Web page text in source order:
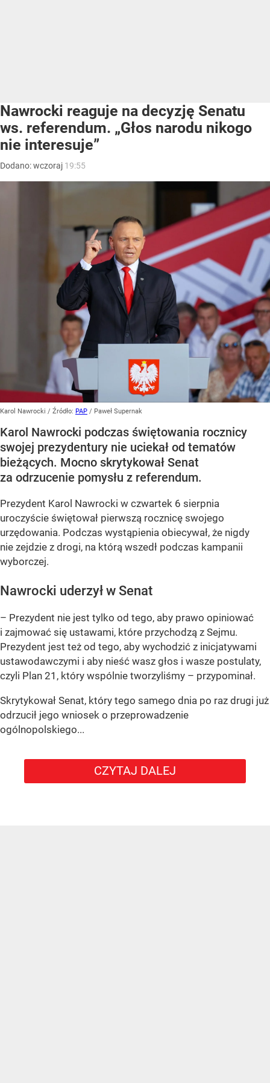
Nawrocki reaguje na decyzję Senatu
ws. referendum. „Głos narodu nikogo
nie interesuje”
Dodano:wczoraj 19:55
Karol Nawrocki / Źródło: PAP / Paweł Supernak
Karol Nawrocki podczas świętowania rocznicy
swojej prezydentury nie uciekał od tematów
bieżących. Mocno skrytykował Senat
za odrzucenie pomysłu z referendum.
Prezydent Karol Nawrocki w czwartek 6 sierpnia
uroczyście świętował pierwszą rocznicę swojego
urzędowania. Podczas wystąpienia obiecywał, że nigdy
nie zejdzie z drogi, na którą wszedł podczas kampanii
wyborczej.
Nawrocki uderzył w Senat
– Prezydent nie jest tylko od tego, aby prawo opiniować
i zajmować się ustawami, które przychodzą z Sejmu.
Prezydent jest też od tego, aby wychodzić z inicjatywami
ustawodawczymi i aby nieść wasz głos i wasze postulaty,
czyli Plan 21, który wspólnie tworzyliśmy – przypominał.
Skrytykował Senat, który tego samego dnia po raz drugi już
odrzucił jego wniosek o przeprowadzenie
ogólnopolskiego...
CZYTAJ DALEJ